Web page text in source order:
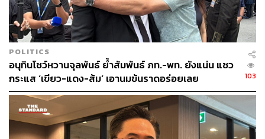
ปัญหาความเดือดร้อนของประชาชน ไม่เคยมีปัญหา ทหาร
ตำรวจ ฝ่ายความมั่นคงก็ให้ความร่วมมือ ถ้าไม่
ประชาสัมพันธ์ประชาชนจะทราบได้อย่างไร
POLITICS
อนุทินโชว์หวานจุลพันธ์ ย้ำสัมพันธ์ ภท.-พท. ยังแน่น แซว
กระแส ‘เขียว-แดง-ส้ม’ เอานมข้นราดอร่อยเลย
103